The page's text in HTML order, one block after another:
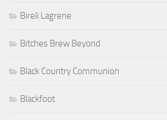
Bireli Lagrene
Bitches Brew Beyond
Black Country Communion
Blackfoot